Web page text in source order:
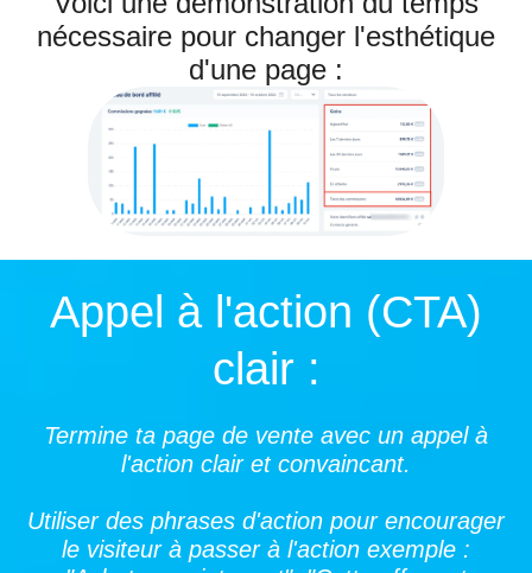
nécessaire pour changer l'esthétique
d'une page :
Appel à l'action (CTA)
clair :
Termine ta page de vente avec un appel à
l'action clair et convaincant.
Utiliser des phrases d'action pour encourager
le visiteur à passer à l'action exemple :